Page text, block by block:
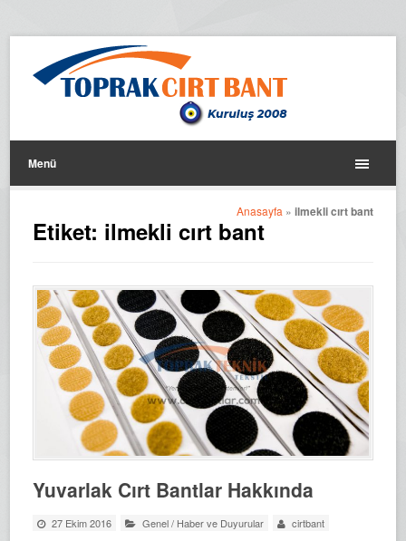
Menü
Anasayfa » ilmekli cırt bant
Etiket: ilmekli cırt bant
Yuvarlak Cırt Bantlar Hakkında
27 Ekim 2016 Genel/ Haber ve Duyurular cirtbant